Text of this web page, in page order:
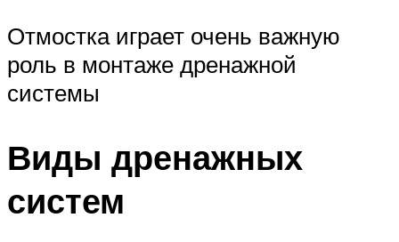
Отмостка играет очень важную
роль в монтаже дренажной
системы
Виды дренажных
систем